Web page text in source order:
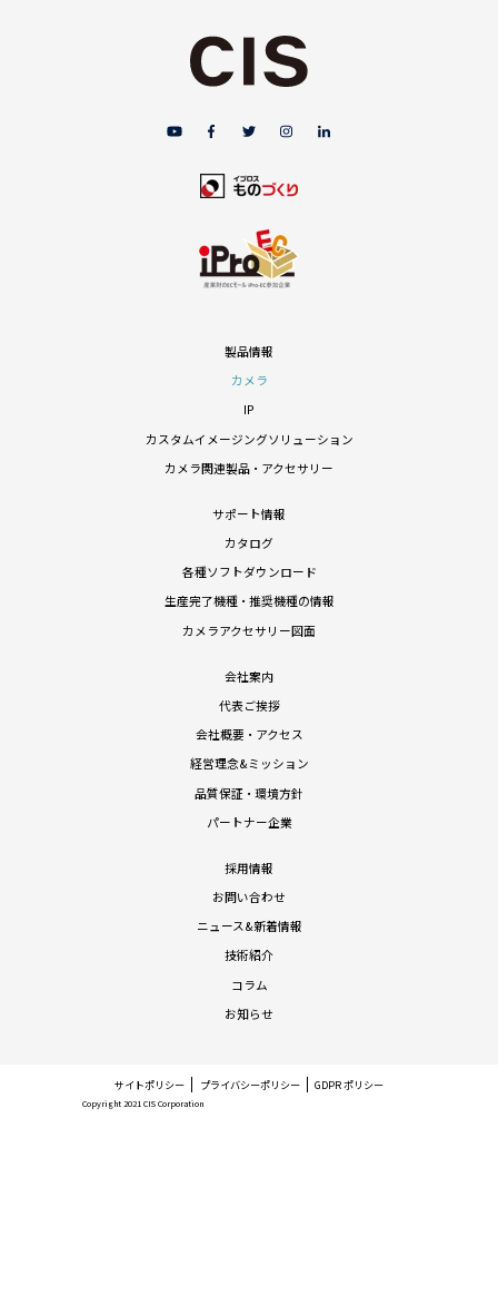
製品情報
カメラ
IP
カスタムイメージングソリューション
カメラ関連製品・アクセサリー
サポート情報
カタログ
各種ソフトダウンロード
生産完了機種・推奨機種の情報
カメラアクセサリー図面
会社案内
代表ご挨拶
会社概要・アクセス
経営理念&ミッション
品質保証・環境方針
パートナー企業
採用情報
お問い合わせ
ニュース&新着情報
技術紹介
コラム
お知らせ
Copyright 2021 CIS Corporation
サイトポリシー プライバシーポリシー GDPR ポリシー